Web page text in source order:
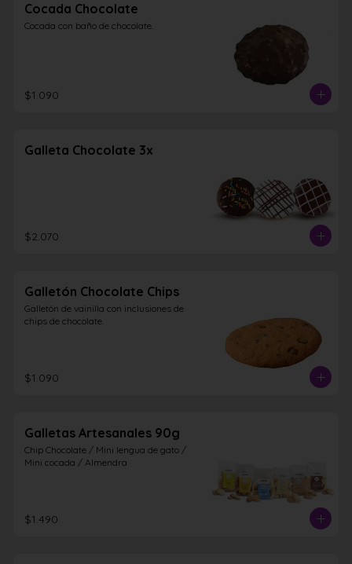
Cocada Chocolate
Cocada con baño de chocolate.
$1.090
Galleta Chocolate 3x
$2.070
Galletón Chocolate Chips
Galletón de vainilla con inclusiones de
chips de chocolate.
$1.090
Galletas Artesanales 90g
Chip Chocolate / Mini lengua de gato /
Mini cocada / Almendra
$1.490